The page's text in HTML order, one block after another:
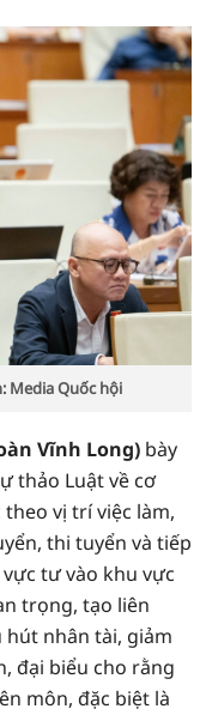
Media Quốc hội
Vĩnh Long) bày
thảo Luật về cơ
vị trí việc làm,
thi tuyển và tiếp
tư vào khu vực
trọng, tạo liên
nhân tài, giảm
đại biểu cho rằng
môn, đặc biệt là